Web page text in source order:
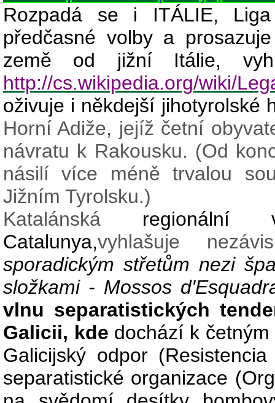
Rozpadá se i ITÁLIE,
předčasné volby a
země od jižní Itálie,
http://cs.wikipedia.org/wiki/
oživuje i někdejší jihotyrolské
Horní Adiže, jejíž četní
návratu k Rakousku. (Od
násilí více méně trvalou
Jižním Tyrolsku.)
Katalánská
Catalunya,vyhlašuje
sporadickým střetům nezi
složkami - Mossos
vlnu separatistických
Galicii, kde dochází k
Galicijský odpor
separatistické organizace